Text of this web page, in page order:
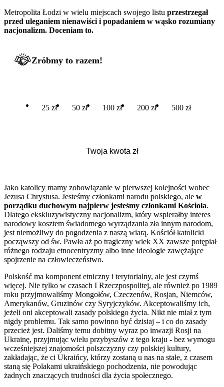
Metropolita Łodzi w wielu miejscach swojego listu przestrzegał
przed uleganiem nienawiści i popadaniem w wąsko rozumiany
nacjonalizm. Doceniam to.
Zróbmy to razem!
25 zł 50 zł 100 zł 200 zł 500 zł
Jako katolicy mamy zobowiązanie w pierwszej kolejności wobec
Jezusa Chrystusa. Jesteśmy członkami narodu polskiego, ale w
porządku duchowym najpierw jesteśmy członkami Kościoła.
Dlatego ekskluzywistyczny nacjonalizm, który wspierałby interes
narodowy kosztem świadomego wyrządzania zła innym narodom,
jest niemożliwy do pogodzenia z naszą wiarą. Kościół katolicki
począwszy od św. Pawła aż po tragiczny wiek XX zawsze potępiał
różnego rodzaju etnocentryzmy albo inne ideologie zawężające
spojrzenie na człowieczeństwo.
Polskość ma komponent etniczny i terytorialny, ale jest czymś
więcej. Nie tylko w czasach I Rzeczpospolitej, ale również po 1989
roku przyjmowaliśmy Mongołów, Czeczenów, Rosjan, Niemców,
Amerykanów, Gruzinów czy Syryjczyków. Akceptowaliśmy ich,
jeżeli oni akceptowali zasady polskiego życia. Nikt nie miał z tym
nigdy problemu. Tak samo powinno być dzisiaj – i co do zasady
przecież jest. Daliśmy temu dobitny wyraz po inwazji Rosji na
Ukrainę, przyjmując wielu przybyszów z tego kraju - bez wymogu
wcześniejszej znajomości polszczyzny czy polskiej kultury,
zakładając, że ci Ukraińcy, którzy zostaną u nas na stałe, z czasem
staną się Polakami ukraińskiego pochodzenia, nie powodując
żadnych znaczących trudności dla życia społecznego.